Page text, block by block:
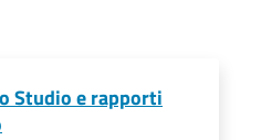
Studio e rapporti